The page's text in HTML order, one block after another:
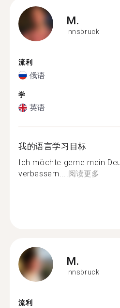
M.
Innsbruck
流利
俄语
学
英语
我的语言学习目标
Ich möchte gerne mein
verbessern....阅读更多
M.
Innsbruck
流利